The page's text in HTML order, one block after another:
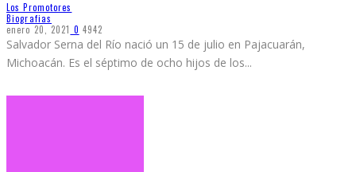
Los Promotores
Biografias
enero 20, 2021 0 4942
Salvador Serna del Río nació un 15 de julio en Pajacuarán,
Michoacán. Es el séptimo de ocho hijos de los...